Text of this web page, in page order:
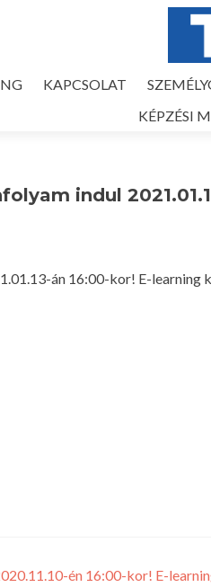
KAPCSOLAT
KÉPZÉSI
indul
án 16:00-kor! E-learning
én 16:00-kor! E-